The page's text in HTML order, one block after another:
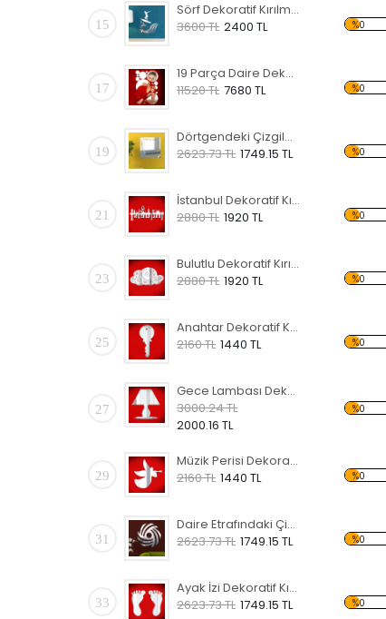
15
Sörf Dekoratif Kırılmaz Ayna
3600 TL 2400 TL %0
17
19 Parça Daire Dekoratif Kırılmaz Ayna
11520 TL 7680 TL %0
19
Dörtgendeki Çizgiler Dekoratif Kırılmaz Ayna
2623.73 TL 1749.15 TL %0
21
İstanbul Dekoratif Kırılmaz Ayna
2880 TL 1920 TL %0
23
Bulutlu Dekoratif Kırılmaz Ayna
2880 TL 1920 TL %0
25
Anahtar Dekoratif Kırılmaz Ayna
2160 TL 1440 TL %0
27
Gece Lambası Dekoratif Kırılmaz Ayna
3000.24 TL
2000.16 TL
%0
29
Müzik Perisi Dekoratif Kırılmaz Ayna
2160 TL 1440 TL %0
31
Daire Etrafındaki Çizgiler Dekoratif Kırılmaz Ayna
2623.73 TL 1749.15 TL %0
33
Ayak İzi Dekoratif Kırılmaz Ayna
2623.73 TL 1749.15 TL %0